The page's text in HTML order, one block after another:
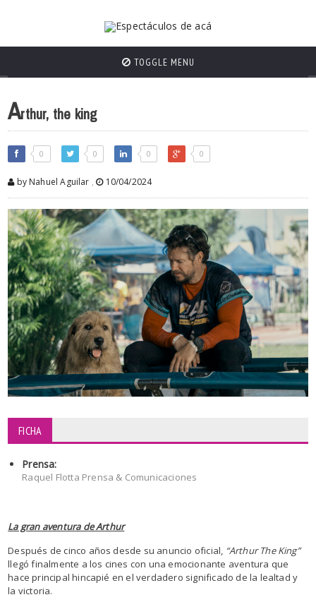
TOGGLE MENU
Arthur, the king
0 0 0 0
by Nahuel Aguilar , 10/04/2024
FICHA
Prensa:
Raquel Flotta Prensa & Comunicaciones
La gran aventura de Arthur
Después de cinco años desde su anuncio oficial, “Arthur The King”
llegó finalmente a los cines con una emocionante aventura que
hace principal hincapié en el verdadero significado de la lealtad y
la victoria.